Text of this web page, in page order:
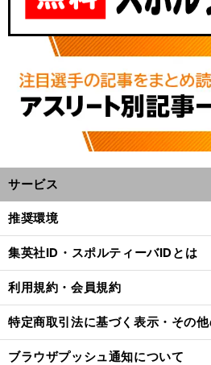
サービス
推奨環境
集英社ID・スポルティーバIDとは
利用規約・会員規約
特定商取引法に基づく表示・その
ブラウザプッシュ通知について